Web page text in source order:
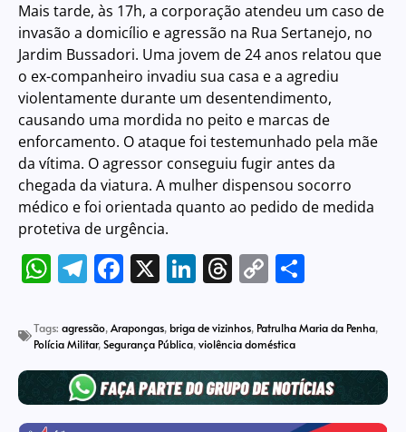
Mais tarde, às 17h, a corporação atendeu um caso de
invasão a domicílio e agressão na Rua Sertanejo, no
Jardim Bussadori. Uma jovem de 24 anos relatou que
o ex-companheiro invadiu sua casa e a agrediu
violentamente durante um desentendimento,
causando uma mordida no peito e marcas de
enforcamento. O ataque foi testemunhado pela mãe
da vítima. O agressor conseguiu fugir antes da
chegada da viatura. A mulher dispensou socorro
médico e foi orientada quanto ao pedido de medida
protetiva de urgência.
WhatsApp
Telegram
Facebook
X LinkedIn
Threads
Copy
Tags: agressão,Arapongas,briga de vizinhos, Patrulha Maria da Penha,
Polícia Militar,Segurança Pública,violência doméstica